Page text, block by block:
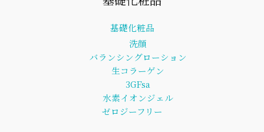
基礎化粧品
洗顔
バランシングローション
生コラーゲン
3GFsa
水素イオンジェル
ゼロジーフリー